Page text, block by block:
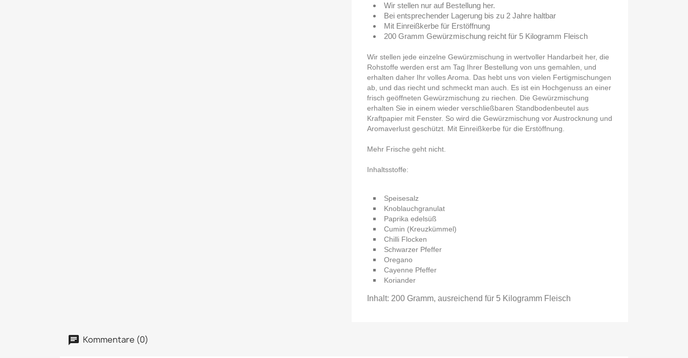
Wir stellen nur auf Bestellung her.
Bei entsprechender Lagerung bis zu 2 Jahre haltbar
Mit Einreißkerbe für Erstöffnung
200 Gramm Gewürzmischung reicht für 5 Kilogramm Fleisch
Wir stellen jede einzelne Gewürzmischung in wertvoller Handarbeit her, die
Rohstoffe werden erst am Tag Ihrer Bestellung von uns gemahlen, und
erhalten daher Ihr volles Aroma. Das hebt uns von vielen Fertigmischungen
ab, und das riecht und schmeckt man auch. Es ist ein Hochgenuss an einer
frisch geöffneten Gewürzmischung zu riechen. Die Gewürzmischung
erhalten Sie in einem wieder verschließbaren Standbodenbeutel aus
Kraftpapier mit Fenster. So wird die Gewürzmischung vor Austrocknung und
Aromaverlust geschützt. Mit Einreißkerbe für die Erstöffnung.
Mehr Frische geht nicht.
Inhaltsstoffe:
Speisesalz
Knoblauchgranulat
Paprika edelsüß
Cumin (Kreuzkümmel)
Chilli Flocken
Schwarzer Pfeffer
Oregano
Cayenne Pfeffer
Koriander
Inhalt: 200 Gramm, ausreichend für 5 Kilogramm Fleisch
Kommentare (0)